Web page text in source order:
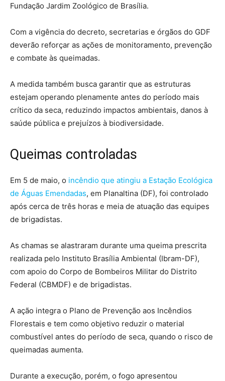
Fundação Jardim Zoológico de Brasília.
Com a vigência do decreto, secretarias e órgãos do GDF
deverão reforçar as ações de monitoramento, prevenção
e combate às queimadas.
A medida também busca garantir que as estruturas
estejam operando plenamente antes do período mais
crítico da seca, reduzindo impactos ambientais, danos à
saúde pública e prejuízos à biodiversidade.
Queimas controladas
Em 5 de maio, o incêndio que atingiu a Estação Ecológica
de Águas Emendadas, em Planaltina (DF), foi controlado
após cerca de três horas e meia de atuação das equipes
de brigadistas.
As chamas se alastraram durante uma queima prescrita
realizada pelo Instituto Brasília Ambiental (Ibram-DF),
com apoio do Corpo de Bombeiros Militar do Distrito
Federal (CBMDF) e de brigadistas.
A ação integra o Plano de Prevenção aos Incêndios
Florestais e tem como objetivo reduzir o material
combustível antes do período de seca, quando o risco de
queimadas aumenta.
Durante a execução, porém, o fogo apresentou